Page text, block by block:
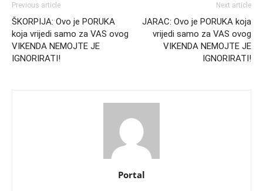
Previous article
ŠKORPIJA: Ovo je PORUKA
koja vrijedi samo za VAS ovog
VIKENDA NEMOJTE JE
IGNORIRATI!
Next article
JARAC: Ovo je PORUKA koja
vrijedi samo za VAS ovog
VIKENDA NEMOJTE JE
IGNORIRATI!
Portal